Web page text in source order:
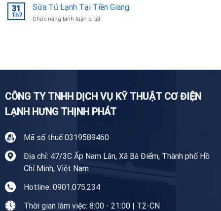
Ninh
Máy
Giặt
Tại
31
Th7
Sửa Tủ Lạnh Tại Tiền Giang
Chức năng bình luận bị tắtở
Giang
CÔNG TY TNHH DỊCH VỤ KỸ THUẬT CƠ ĐIỆN
LẠNH HƯNG THỊNH PHÁT
Mã số thuế 0319589460
Địa chỉ: 47/3C Ấp Nam Lân, Xã Bà Điểm, Thành phố Hồ
Chí Minh, Việt Nam
Hotline: 0901.075.234
Thời gian làm việc: 8:00 - 21:00 | T2-CN